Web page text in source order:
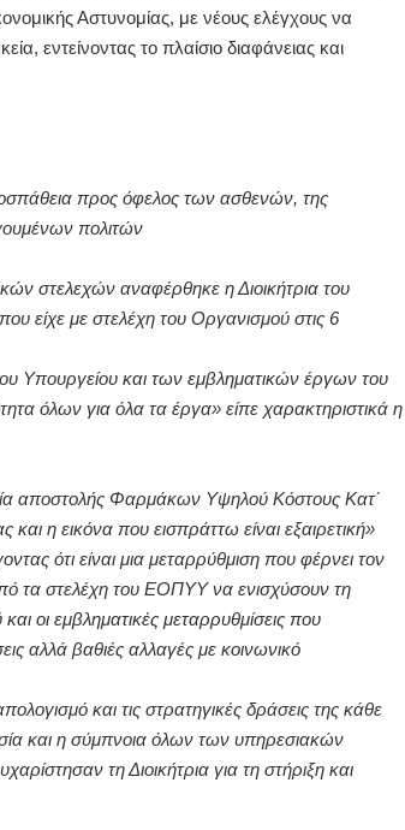
Αστυνομίας, με νέους ελέγχους να
εντείνοντας το πλαίσιο διαφάνειας και
προς όφελος των ασθενών, της
πολιτών
στελεχών αναφέρθηκε η Διοικήτρια του
είχε με στελέχη του Οργανισμού στις 6
Υπουργείου και των εμβληματικών έργων του
όλων για όλα τα έργα» είπε χαρακτηριστικά η
αποστολής Φαρμάκων Υψηλού Κόστους Κατ΄
η εικόνα που εισπράττω είναι εξαιρετική»
ότι είναι μια μεταρρύθμιση που φέρνει τον
τα στελέχη του ΕΟΠΥΥ να ενισχύσουν τη
οι εμβληματικές μεταρρυθμίσεις που
αλλά βαθιές αλλαγές με κοινωνικό
και τις στρατηγικές δράσεις της κάθε
και η σύμπνοια όλων των υπηρεσιακών
τη Διοικήτρια για τη στήριξη και